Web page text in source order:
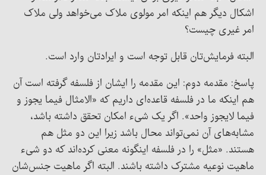
اشکال دیگر هم اینکه امر مولوی ملاک می‌خواهد ولی ملاک
امر غیری چیست؟
البته فرمایش‌تان قابل توجه است و ایرادتان وارد است.
پاسخ: مقدمه دوم: این مقدمه را ایشان از فلسفه گرفته است آن
هم اینکه ما در فلسفه قاعده‌ای داریم که «الامثال فیما یجوز و
فیما لایجوز واحد». اگر یک شیء امکان تحقق داشته باشد،
مشابه‌های آن نمی‌‌تواند محال باشد زیرا این دو مثل هم
هستند. «مثل» را در فلسفه اینگونه معنی کرده‌اند که دو شیء
ماهیت نوعیه مشترک داشته باشند. البته اگر ماهیت جنس‌شان